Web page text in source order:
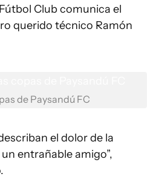
Club comunica el
querido técnico Ramón
de Paysandú FC
el dolor de la
entrañable amigo”,